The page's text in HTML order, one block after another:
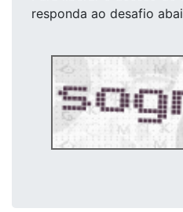
responda ao desafio